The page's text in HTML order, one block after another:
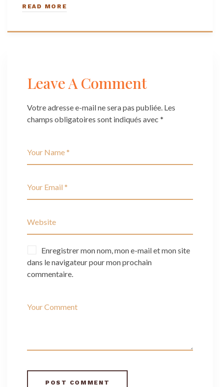
READ MORE
Leave A Comment
Votre adresse e-mail ne sera pas publiée. Les
champs obligatoires sont indiqués avec *
Enregistrer mon nom, mon e-mail et mon site
dans le navigateur pour mon prochain
commentaire.